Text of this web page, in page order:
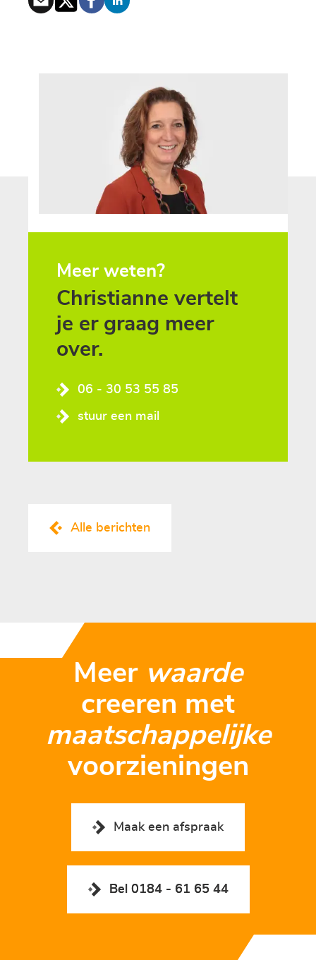
Meer weten?
Christianne vertelt
je er graag meer
over.
06 - 30 53 55 85
stuur een mail
Alle berichten
Meer waarde
creeren met
maatschappelijke
voorzieningen
Maak een afspraak
Bel 0184 - 61 65 44